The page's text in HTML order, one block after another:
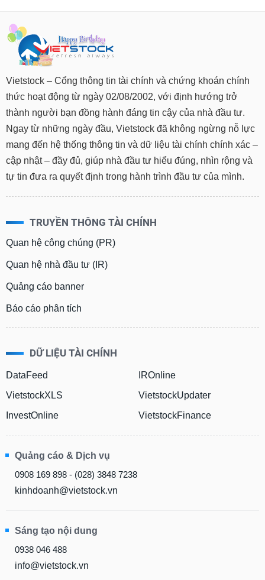
Vietstock – Cổng thông tin tài chính và chứng khoán chính
thức hoạt động từ ngày 02/08/2002, với định hướng trở
thành người bạn đồng hành đáng tin cậy của nhà đầu tư.
Ngay từ những ngày đầu, Vietstock đã không ngừng nỗ lực
mang đến hệ thống thông tin và dữ liệu tài chính chính xác –
cập nhật – đầy đủ, giúp nhà đầu tư hiểu đúng, nhìn rộng và
tự tin đưa ra quyết định trong hành trình đầu tư của mình.
TRUYỀN THÔNG TÀI CHÍNH
Quan hệ công chúng (PR)
Quan hệ nhà đầu tư (IR)
Quảng cáo banner
Báo cáo phân tích
DỮ LIỆU TÀI CHÍNH
DataFeed
VietstockXLS
InvestOnline
IROnline
VietstockUpdater
VietstockFinance
Quảng cáo & Dịch vụ
0908 169 898 - (028) 3848 7238
kinhdoanh@vietstock.vn
Sáng tạo nội dung
0938 046 488
info@vietstock.vn